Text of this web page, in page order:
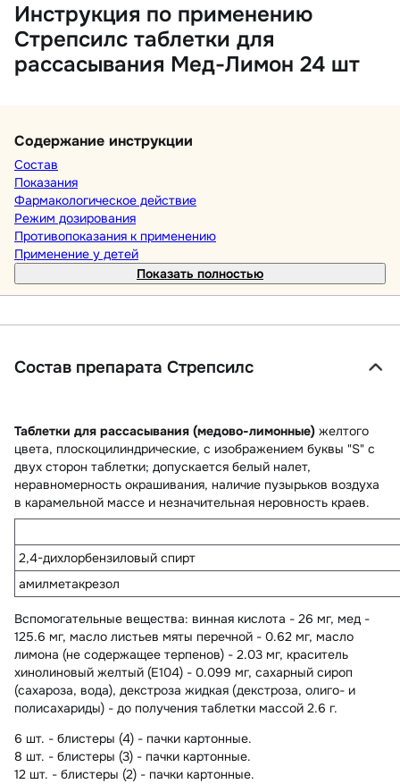
Инструкция по применению
Стрепсилс таблетки для
рассасывания Мед-Лимон 24 шт
Содержание инструкции
Состав
Показания
Фармакологическое действие
Режим дозирования
Противопоказания к применению
Применение у детей
Показать полностью
Состав препарата Стрепсилс
Таблетки для рассасывания (медово-лимонные) желтого
цвета, плоскоцилиндрические, с изображением буквы "S" с
двух сторон таблетки; допускается белый налет,
неравномерность окрашивания, наличие пузырьков воздуха
в карамельной массе и незначительная неровность краев.
2,4-дихлорбензиловый спирт
амилметакрезол
Вспомогательные вещества: винная кислота - 26 мг, мед -
125.6 мг, масло листьев мяты перечной - 0.62 мг, масло
лимона (не содержащее терпенов) - 2.03 мг, краситель
хинолиновый желтый (E104) - 0.099 мг, сахарный сироп
(сахароза, вода), декстроза жидкая (декстроза, олиго- и
полисахариды) - до получения таблетки массой 2.6 г.
6 шт. - блистеры (4) - пачки картонные.
8 шт. - блистеры (3) - пачки картонные.
12 шт. - блистеры (2) - пачки картонные.